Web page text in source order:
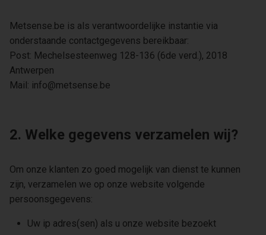
Metsense.be is als verantwoordelijke instantie via
onderstaande contactgegevens bereikbaar:
Post: Mechelsesteenweg 128-136 (6de verd.), 2018
Antwerpen
Mail: info@metsense.be
2. Welke gegevens verzamelen wij?
Om onze klanten zo goed mogelijk van dienst te kunnen
zijn, verzamelen we op onze website volgende
persoonsgegevens:
Uw ip adres(sen) als u onze website bezoekt